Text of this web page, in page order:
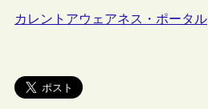
カレントアウェアネス・ポータル